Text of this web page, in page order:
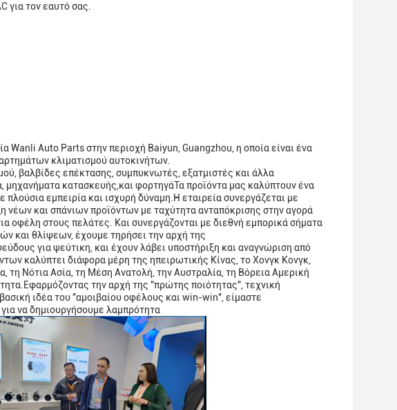
για τον εαυτό σας.
Wanli Auto Parts στην περιοχή Baiyun, Guangzhou, η οποία είναι ένα
κλιματισμού αυτοκινήτων.
βαλβίδες επέκτασης, συμπυκνωτές, εξατμιστές και άλλα
μηχανήματα κατασκευής,και φορτηγάΤα προϊόντα μας καλύπτουν ένα
εμπειρία και ισχυρή δύναμη.Η εταιρεία συνεργάζεται με
νέων και σπάνιων προϊόντων με ταχύτητα ανταπόκρισης στην αγορά
οφέλη στους πελάτες. Και συνεργάζονται με διεθνή εμπορικά σήματα
και θλίψεων, έχουμε τηρήσει την αρχή της
για ψεύτικη, και έχουν λάβει υποστήριξη και αναγνώριση από
καλύπτει διάφορα μέρη της ηπειρωτικής Κίνας, το Χονγκ Κονγκ,
τη Νότια Ασία, τη Μέση Ανατολή, την Αυστραλία, τη Βόρεια Αμερική
την αρχή της "πρώτης ποιότητας", τεχνική
ιδέα του "αμοιβαίου οφέλους και win-win", είμαστε
να δημιουργήσουμε λαμπρότητα